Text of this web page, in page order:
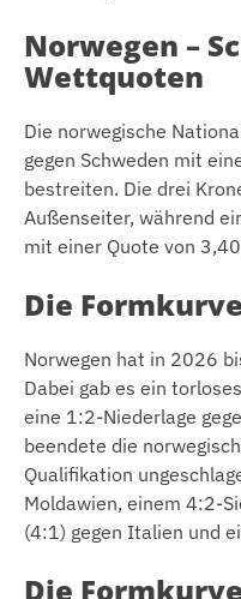
Norwegen –
Wettquoten
Die norwegische
gegen Schweden mit
bestreiten. Die drei
Außenseiter, während
mit einer Quote von
Die
Norwegen hat in 2026
Dabei gab es ein
eine 1:2-Niederlage
beendete die
Qualifikation
Moldawien, einem 4:2-
(4:1) gegen Italien und
Die